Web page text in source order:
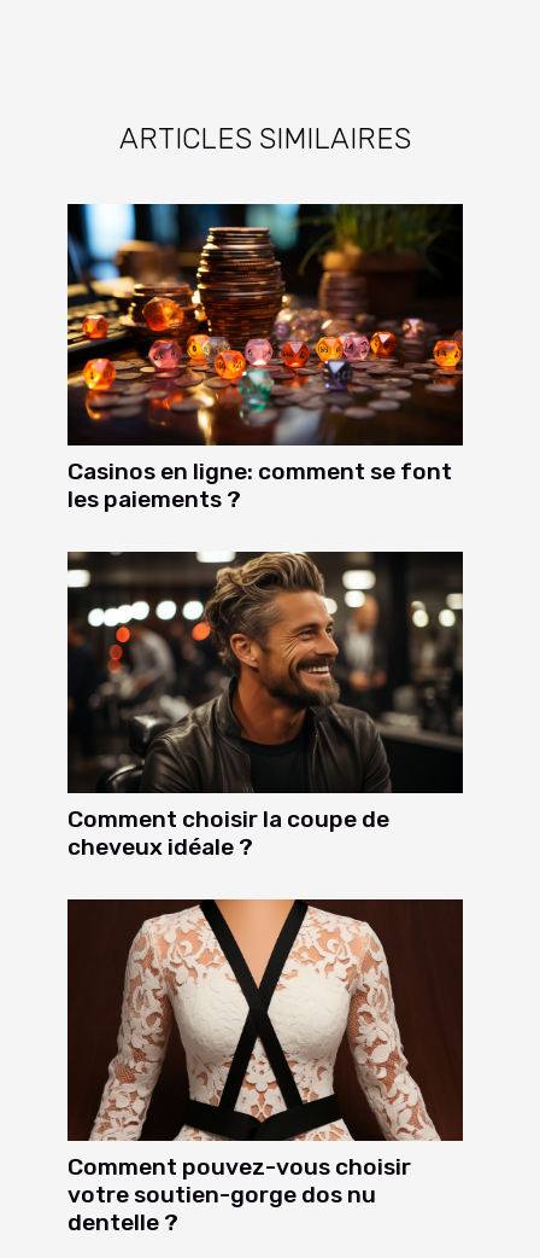
ARTICLES SIMILAIRES
Casinos en ligne: comment se font
les paiements ?
Comment choisir la coupe de
cheveux idéale ?
Comment pouvez-vous choisir
votre soutien-gorge dos nu
dentelle ?